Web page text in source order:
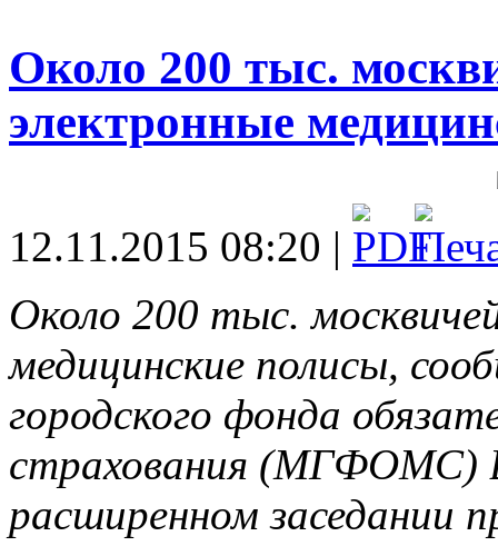
Около 200 тыс.
электронные
12.11.2015 08:20 |
Около 200 тыс.
медицинские полисы,
городского фонда
страхования (МГФОМС)
расширенном